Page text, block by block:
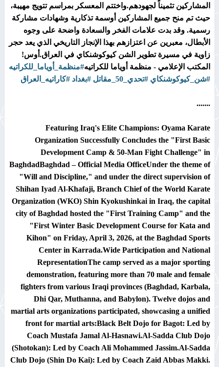
المشاركين تثميناً لجهودهم.​واختتم المعسكر بمراسم تتويج مهيبة،
حيث تم منح جميع المشاركين أوسمة تذكارية وشهادات مشاركة
رسمية. وقد بدت علامات الفخر والسعادة واضحة على وجوه
الأبطال، معبرين عن اعتزازهم بهذا الإنجاز التاريخي الذي يعد حجر
زاوية في مسيرة تطوير الشن كيوكوشنكاي في العراق.​أوس!​
المكتب الإعلامي - منظمة أوياما للكراتيه#منظمة_أوياما_للكراتيه
#شن_كيوكوشنكاي #تحدي_50_مقاتل #بغداد #كاراتيه_العراق
.......
Featuring Iraq's Elite Champions: Oyama Karate
Organization Successfully Concludes the "First Basic
Development Camp & 50-Man Fight Challenge" in
Baghdad​Baghdad – Official Media Office​Under the theme of
"Will and Discipline," and under the direct supervision of
Shihan Iyad Al-Khafaji, Branch Chief of the World Karate
Organization (WKO) Shin Kyokushinkai in Iraq, the capital
city of Baghdad hosted the "First Training Camp" and the
"First Winter Basic Development Course for Kata and
Kihon" on Friday, April 3, 2026, at the Baghdad Sports
Center in Karrada.​Wide Participation and National
Representation​The camp served as a major sporting
demonstration, featuring more than 70 male and female
fighters from various Iraqi provinces (Baghdad, Karbala,
Dhi Qar, Muthanna, and Babylon). Twelve dojos and
martial arts organizations participated, showcasing a unified
front for martial arts:​Black Belt Dojo for Bagot: Led by
Coach Mustafa Jamal Al-Hasnawi.​Al-Sadda Club Dojo
(Shotokan): Led by Coach Ali Mohammed Jassim.​Al-Sadda
Club Dojo (Shin Do Kai): Led by Coach Zaid Abbas Makki.​